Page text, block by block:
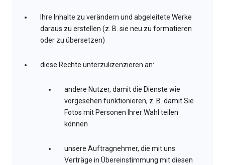
Ihre Inhalte zu verändern und abgeleitete Werke
daraus zu erstellen (z. B. sie neu zu formatieren
oder zu übersetzen)
diese Rechte unterzulizenzieren an:
andere Nutzer, damit die Dienste wie
vorgesehen funktionieren, z. B. damit Sie
Fotos mit Personen Ihrer Wahl teilen
können
unsere Auftragnehmer, die mit uns
Verträge in Übereinstimmung mit diesen